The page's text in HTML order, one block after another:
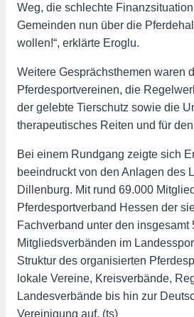
Weg, die schlechte
Gemeinden nun über die
wollen!“, erklärte Eroglu.
Weitere Gesprächsthemen waren
Pferdesportvereinen, die
der gelebte Tierschutz sowie die
therapeutisches Reiten und für
Bei einem Rundgang zeigte sich
beeindruckt von den Anlagen des
Dillenburg. Mit rund 69.000
Pferdesportverband Hessen der
Fachverband unter den insgesamt
Mitgliedsverbänden im
Struktur des organisierten
lokale Vereine, Kreisverbände,
Landesverbände bis hin zur
Vereinigung auf. (ts)